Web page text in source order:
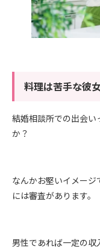
料理は苦手な彼
結婚相談所での出会い
か？
なんかお堅いイメー
には審査があります。
男性であれば一定の